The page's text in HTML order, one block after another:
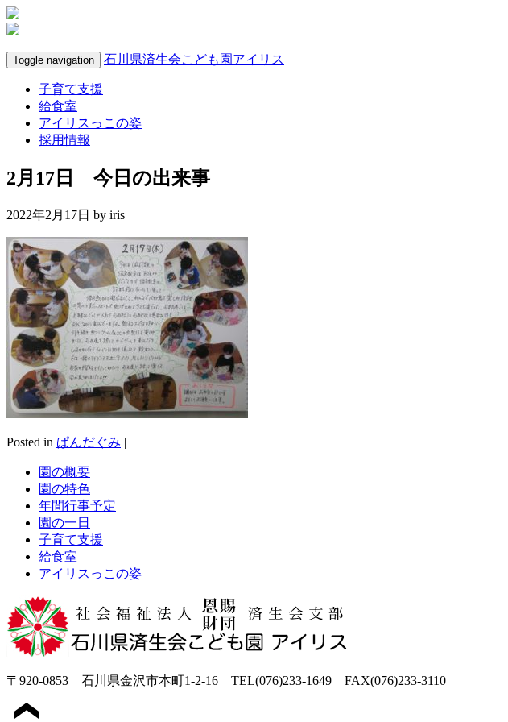
Toggle navigation 石川県済生会こども園アイリス
子育て支援
給食室
アイリスっこの姿
採用情報
2月17日 今日の出来事
2022年2月17日 by iris
Posted in ぱんだぐみ |
園の概要
園の特色
年間行事予定
園の一日
子育て支援
給食室
アイリスっこの姿
〒920-0853 石川県金沢市本町1-2-16 TEL(076)233-1649 FAX(076)233-3110